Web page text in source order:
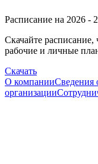
Расписание на 2026 -
Скачайте расписание,
рабочие и личные
Скачать
О компанииСведения
организации